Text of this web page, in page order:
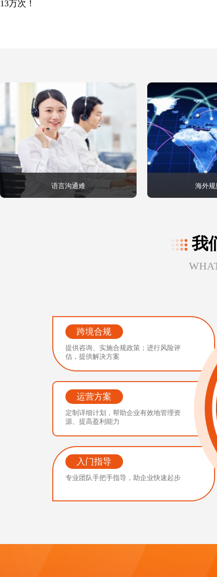
13万次！
语言沟通难 海外规
我
跨境合规
提供咨询、实施合规政策；进行风险评
估，提供解决方案
运营方案
定制详细计划，帮助企业有效地管理资
源、提高盈利能力
入门指导
专业团队手把手指导，助企业快速起步